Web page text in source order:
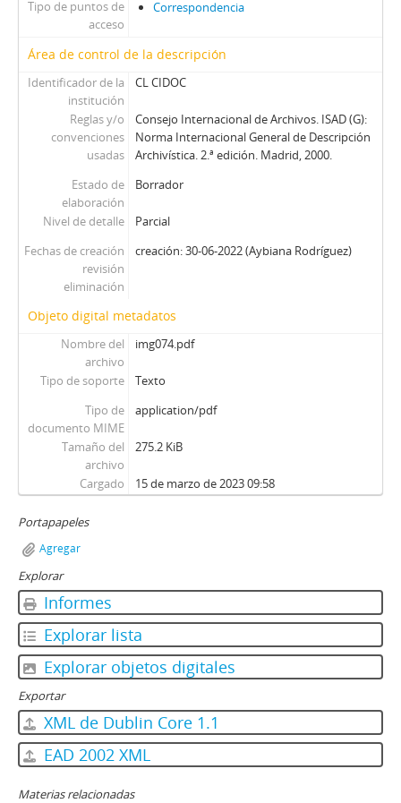
Tipo de puntos de
acceso
Correspondencia
Área de control de la descripción
Identificador de la
institución
CL CIDOC
Reglas y/o
convenciones
usadas
Consejo Internacional de Archivos. ISAD (G):
Norma Internacional General de Descripción
Archivística. 2.ª edición. Madrid, 2000.
Estado de
elaboración
Borrador
Nivel de detalle
Parcial
Fechas de creación
revisión
eliminación
creación: 30-06-2022 (Aybiana Rodríguez)
Objeto digital metadatos
Nombre del
archivo
img074.pdf
Tipo de soporte
Texto
Tipo de
documento MIME
application/pdf
Tamaño del
archivo
275.2 KiB
Cargado 15 de marzo de 2023 09:58
Portapapeles
Agregar
Explorar
Informes
Explorar lista
Explorar objetos digitales
Exportar
XML de Dublin Core 1.1
EAD 2002 XML
Materias relacionadas